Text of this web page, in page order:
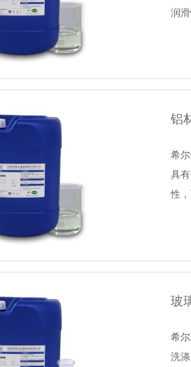
润
铝
希
具
性
玻
希
洗